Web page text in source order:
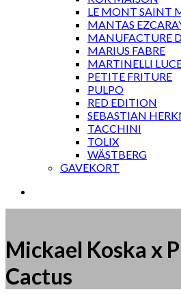
LE MONT SAINT
MANTAS
MANUFACTURE
MARIUS FABRE
MARTINELLI
PETITE FRITURE
PULPO
RED EDITION
SEBASTIAN
TACCHINI
TOLIX
WÄSTBERG
GAVEKORT
Mickael Koska x
Cactus